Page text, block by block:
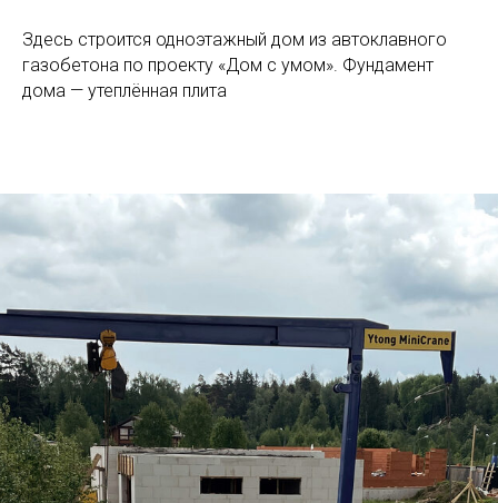
Здесь строится одноэтажный дом из автоклавного
газобетона по проекту «Дом с умом». Фундамент
дома — утеплённая плита